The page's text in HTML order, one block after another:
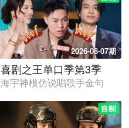
2026-08-07期
喜剧之王单口季第3季
海宇神模仿说唱歌手金句